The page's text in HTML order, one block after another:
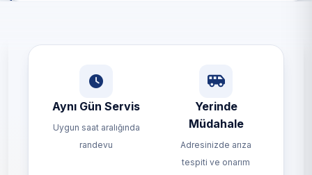
Aynı Gün Servis
Uygun saat aralığında
randevu
Yerinde
Müdahale
Adresinizde arıza
tespiti ve onarım